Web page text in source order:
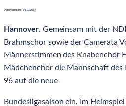
Veröffentlicht: 14.10.2017
Hannover. Gemeinsam mit der
Brahmschor sowie der Camerata
Männerstimmen des Knabenchor
Mädchenchor die Mannschaft des
96 auf die neue
Bundesligasaison ein. Im